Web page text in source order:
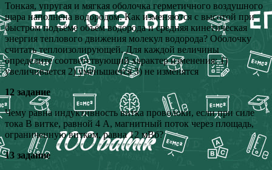
Тонкая, упругая и мягкая оболочка герметичного воздушного
шара наполнена водородом. Как изменяются с высотой при
быстром подъёме объём водорода и средняя кинетическая
энергия теплового движения молекул водорода? Оболочку
считать теплоизолирующей. Для каждой величины
определите соответствующий характер изменения: 1)
увеличивается 2) уменьшается 3) не изменятся
12 задание
Чему равна индуктивность витка проволоки, если при силе
тока B витке, равной 4 A, магнитный поток через площадь,
ограниченную витком, равна 12 мВб?
13 задание